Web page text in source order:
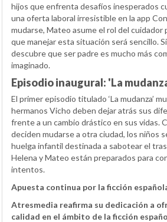
hijos que enfrenta desafíos inesperados
una oferta laboral irresistible en la app
mudarse, Mateo asume el rol del cuidador
que manejar esta situación será sencillo.
descubre que ser padre es mucho más
imaginado.
Episodio inaugural: 'La
El primer episodio titulado ‘La mudanza’
hermanos Vicho deben dejar atrás sus
frente a un cambio drástico en sus vidas.
deciden mudarse a otra ciudad, los niños
huelga infantil destinada a sabotear el
Helena y Mateo están preparados para
intentos.
Apuesta continua por la ficción
Atresmedia reafirma su dedicación a
calidad en el ámbito de la ficción